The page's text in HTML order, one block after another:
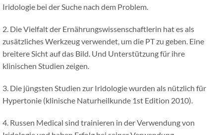
Iridologie bei der Suche nach dem Problem.
2. Die Vielfalt der Ernährungswissenschaftlerin hat es als
zusätzliches Werkzeug verwendet, um die PT zu geben. Eine
breitere Sicht auf das Bild. Und Unterstützung für ihre
klinischen Studien zeigen.
3. Die jüngsten Studien zur Iridologie wurden als nützlich für
Hypertonie (klinische Naturheilkunde 1st Edition 2010).
4. Russen Medical sind trainieren in der Verwendung von